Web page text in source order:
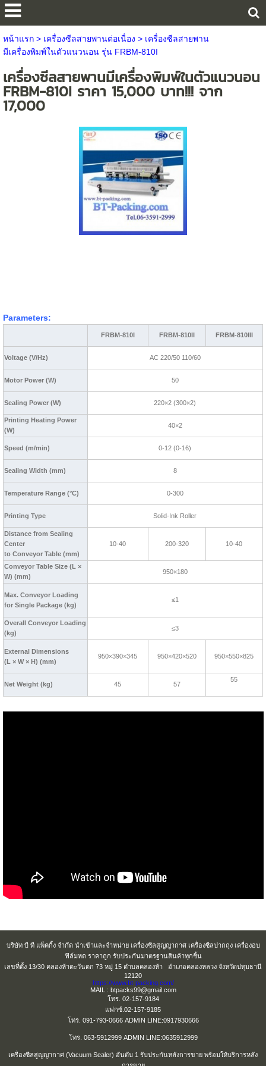
หน้าแรก> เครื่องซีลสายพานต่อเนื่อง > เครื่องซีลสายพาน
มีเครื่องพิมพ์ในตัวแนวนอน รุ่น FRBM-810I
เครื่องซีลสายพานมีเครื่องพิมพ์ในตัวแนวนอน
FRBM-810I ราคา 15,000 บาท!!! จาก
17,000
Parameters:
FRBM-810I FRBM-810II FRBM-810III
Voltage (V/Hz) AC 220/50 110/60
Motor Power (W) 50
Sealing Power (W) 220×2 (300×2)
Printing Heating Power
(W)
40×2
Speed (m/min) 0-12 (0-16)
Sealing Width (mm) 8
Temperature Range (°C) 0-300
Printing Type Solid-Ink Roller
Distance from Sealing
Center
to Conveyor Table (mm)
10-40 200-320 10-40
Conveyor Table Size (L ×
W) (mm)
950×180
Max. Conveyor Loading
for Single Package (kg)
≤1
Overall Conveyor Loading
(kg)
≤3
External Dimensions
(L × W × H) (mm)
950×390×345 950×420×520 950×550×825
Net Weight (kg) 45 57
55
บริษัท บี ที แพ็คกิ้ง จำกัด นำเข้าและจำหน่าย เครื่องซีลสูญญากาศ เครื่องซีลปากถุง เครื่องอบ
ฟิล์มหด ราคาถูก รับประกันมาตรฐานสินค้าทุกชิ้น
เลขที่ตั้ง 13/30 คลองห้าตะวันตก 73 หมู่ 15 ตำบลคลองห้า อำเภอคลองหลวง จังหวัดปทุมธานี
12120
https://www.bt-packing.com/
MAIL : btpacks99@gmail.com
โทร. 02-157-9184
แฟกซ์.02-157-9185
โทร. 091-793-0666 ADMIN LINE:0917930666
โทร. 063-5912999 ADMIN LINE:0635912999
เครื่องซีลสูญญากาศ (Vacuum Sealer) อันดับ 1 รับประกันหลังการขาย พร้อมให้บริการหลัง